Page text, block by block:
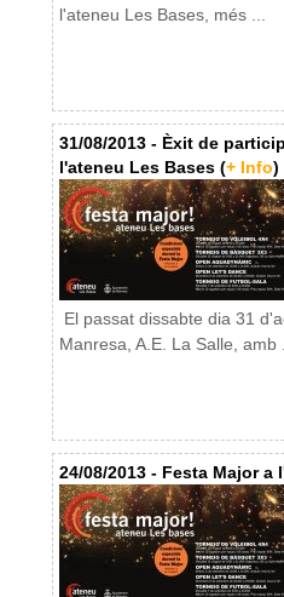
l'ateneu Les Bases, més ...
31/08/2013 - Èxit de
l'ateneu Les Bases (+ Info)
El passat dissabte dia 31
Manresa, A.E. La Salle, amb
24/08/2013 - Festa Major a